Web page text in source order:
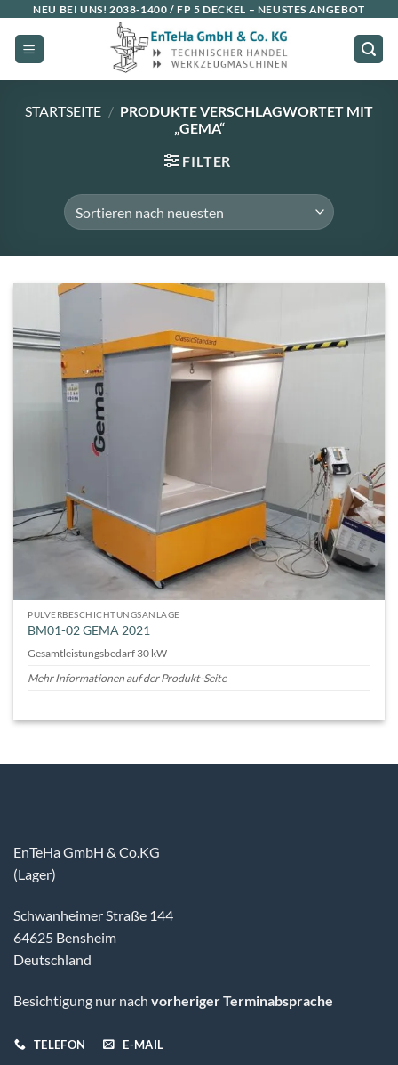
Inhalt
springen
NEU BEI UNS! 2038-1400 / FP 5 DECKEL – NEUSTES ANGEBOT
STARTSEITE / PRODUKTE VERSCHLAGWORTET MIT
„GEMA“
FILTER
PULVERBESCHICHTUNGSANLAGE
BM01-02 GEMA 2021
Gesamtleistungsbedarf 30 kW
Mehr Informationen auf der Produkt-Seite
EnTeHa GmbH & Co.KG
(Lager)
Schwanheimer Straße 144
64625 Bensheim
Deutschland
Besichtigung nur nach vorheriger Terminabsprache
TELEFON E-MAIL